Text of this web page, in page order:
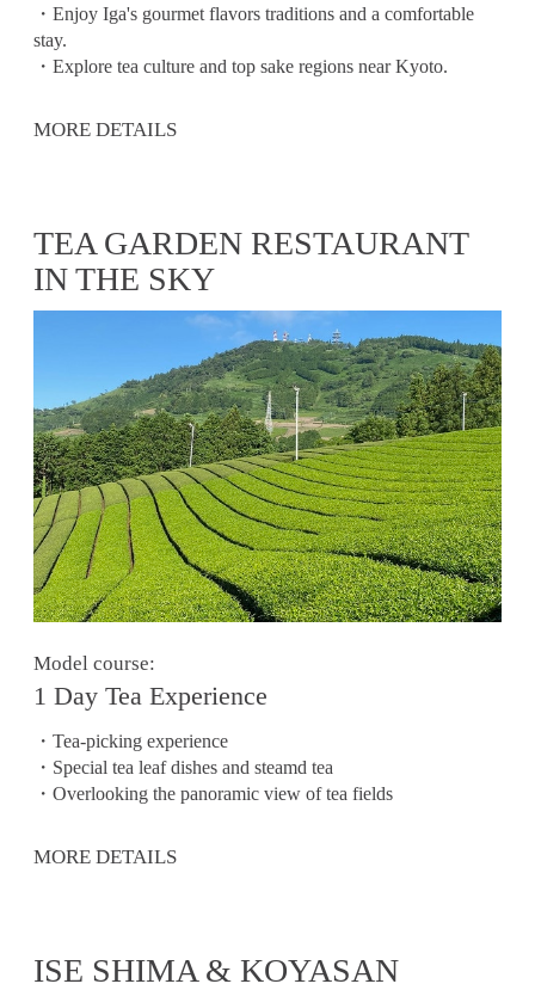
・Enjoy Iga's gourmet flavors traditions and a comfortable
stay.
・Explore tea culture and top sake regions near Kyoto.
MORE DETAILS
TEA GARDEN RESTAURANT
IN THE SKY
Model course:
1 Day Tea Experience
・Tea-picking experience
・Special tea leaf dishes and steamd tea
・Overlooking the panoramic view of tea fields
MORE DETAILS
ISE SHIMA & KOYASAN